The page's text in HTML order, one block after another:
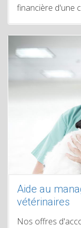
financière d'une
Aide au
vétérinaires
Nos offres